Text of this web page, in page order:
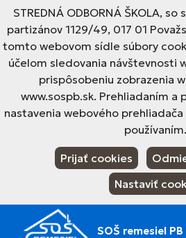
STREDNÁ ODBORNÁ ŠKOLA,
partizánov 1129/49, 017 01
tomto webovom sídle súbory
účelom sledovania návštevnosti
prispôsobeniu zobrazenia
www.sospb.sk. Prehliadaním a
nastavenia webového
používaním.
Prijať cookies
Nastaviť
SOŠ remesiel PB